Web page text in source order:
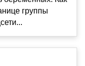
группы